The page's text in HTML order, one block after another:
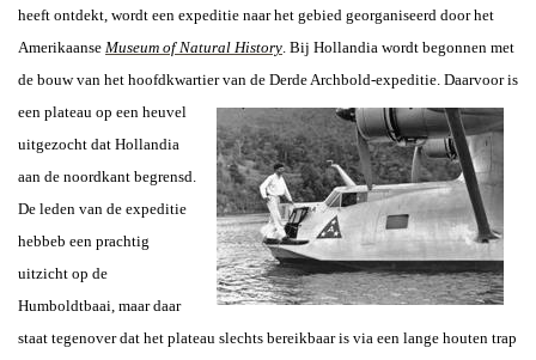
heeft ontdekt, wordt een expeditie naar het gebied georganiseerd door het
Amerikaanse Museum of Natural History. Bij Hollandia wordt begonnen met
de bouw van het hoofdkwartier van de Derde Archbold-expeditie. Daarvooris
een plateau op een heuvel
uitgezocht dat Hollandia
aan de noordkant begrensd.
De leden van de expeditie
hebbeb een prachtig
uitzicht op de
Humboldtbaai, maar daar
staat tegenover dat het plateau slechts bereikbaar is via een lange houten trap